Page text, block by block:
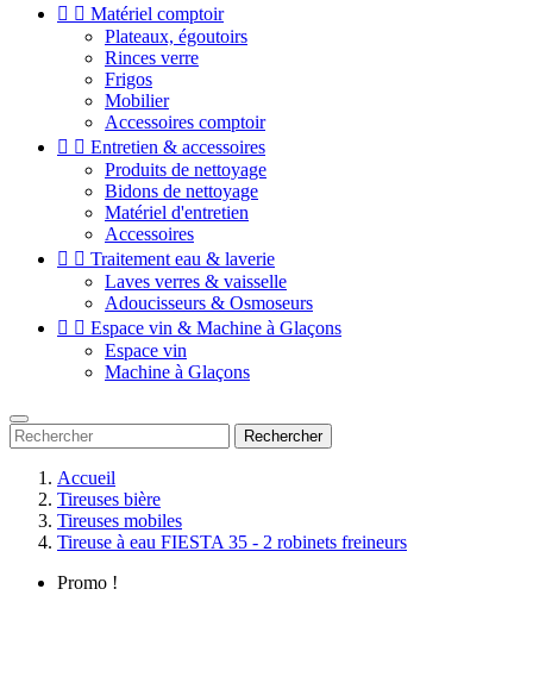
  Matériel comptoir
Plateaux, égoutoirs
Rinces verre
Frigos
Mobilier
Accessoires comptoir
  Entretien & accessoires
Produits de nettoyage
Bidons de nettoyage
Matériel d'entretien
Accessoires
  Traitement eau & laverie
Laves verres & vaisselle
Adoucisseurs & Osmoseurs
  Espace vin & Machine à Glaçons
Espace vin
Machine à Glaçons
Rechercher
Accueil
Tireuses bière
Tireuses mobiles
Tireuse à eau FIESTA 35 - 2 robinets freineurs
Promo !